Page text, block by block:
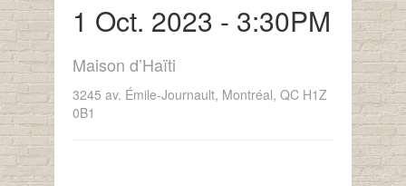
1 Oct. 2023 - 3:30PM
Maison d’Haïti
3245 av. Émile-Journault, Montréal, QC H1Z
0B1